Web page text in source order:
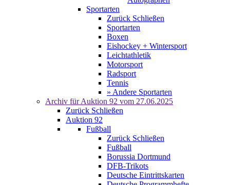
Sportarten
Zurück Schließen
Sportarten
Boxen
Eishockey + Wintersport
Leichtathletik
Motorsport
Radsport
Tennis
» Andere Sportarten
Archiv für Auktion 92 vom 27.06.2025
Zurück Schließen
Auktion 92
Fußball
Zurück Schließen
Fußball
Borussia Dortmund
DFB-Trikots
Deutsche Eintrittskarten